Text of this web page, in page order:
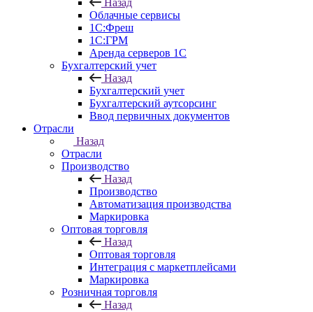
Назад
Облачные сервисы
1С:Фреш
1С:ГРМ
Аренда серверов 1С
Бухгалтерский учет
Назад
Бухгалтерский учет
Бухгалтерский аутсорсинг
Ввод первичных документов
Отрасли
Назад
Отрасли
Производство
Назад
Производство
Автоматизация производства
Маркировка
Оптовая торговля
Назад
Оптовая торговля
Интеграция с маркетплейсами
Маркировка
Розничная торговля
Назад